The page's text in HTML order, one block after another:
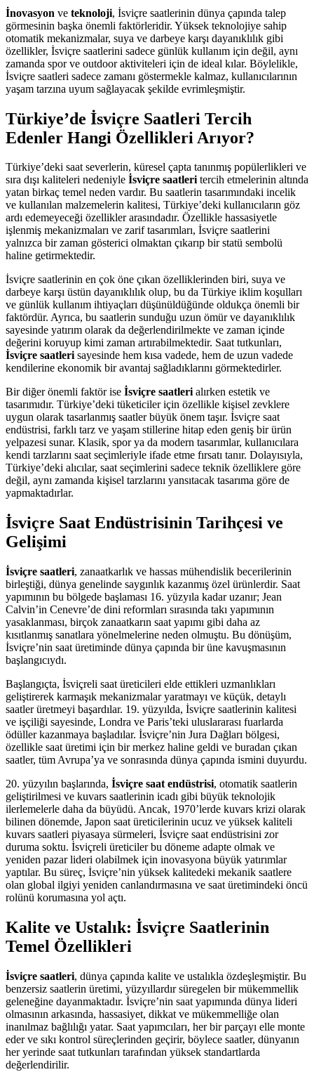
İnovasyon ve teknoloji, İsviçre saatlerinin dünya çapında talep
görmesinin başka önemli faktörleridir. Yüksek teknolojiye sahip
otomatik mekanizmalar, suya ve darbeye karşı dayanıklılık gibi
özellikler, İsviçre saatlerini sadece günlük kullanım için değil, aynı
zamanda spor ve outdoor aktiviteleri için de ideal kılar. Böylelikle,
İsviçre saatleri sadece zamanı göstermekle kalmaz, kullanıcılarının
yaşam tarzına uyum sağlayacak şekilde evrimleşmiştir.
Türkiye’de İsviçre Saatleri Tercih
Edenler Hangi Özellikleri Arıyor?
Türkiye’deki saat severlerin, küresel çapta tanınmış popülerlikleri ve
sıra dışı kaliteleri nedeniyle İsviçre saatleritercih etmelerinin altında
yatan birkaç temel neden vardır. Bu saatlerin tasarımındaki incelik
ve kullanılan malzemelerin kalitesi, Türkiye’deki kullanıcıların göz
ardı edemeyeceği özellikler arasındadır. Özellikle hassasiyetle
işlenmiş mekanizmaları ve zarif tasarımları, İsviçre saatlerini
yalnızca bir zaman gösterici olmaktan çıkarıp bir statü sembolü
haline getirmektedir.
İsviçre saatlerinin en çok öne çıkan özelliklerinden biri, suya ve
darbeye karşı üstün dayanıklılık olup, bu da Türkiye iklim koşulları
ve günlük kullanım ihtiyaçları düşünüldüğünde oldukça önemli bir
faktördür. Ayrıca, bu saatlerin sunduğu uzun ömür ve dayanıklılık
sayesinde yatırım olarak da değerlendirilmekte ve zaman içinde
değerini koruyup kimi zaman artırabilmektedir. Saat tutkunları,
İsviçre saatlerisayesinde hem kısa vadede, hem de uzun vadede
kendilerine ekonomik bir avantaj sağladıklarını görmektedirler.
Bir diğer önemli faktör ise İsviçre saatlerialırken estetik ve
tasarımıdır. Türkiye’deki tüketiciler için özellikle kişisel zevklere
uygun olarak tasarlanmış saatler büyük önem taşır. İsviçre saat
endüstrisi, farklı tarz ve yaşam stillerine hitap eden geniş bir ürün
yelpazesi sunar. Klasik, spor ya da modern tasarımlar, kullanıcılara
kendi tarzlarını saat seçimleriyle ifade etme fırsatı tanır. Dolayısıyla,
Türkiye’deki alıcılar, saat seçimlerini sadece teknik özelliklere göre
değil, aynı zamanda kişisel tarzlarını yansıtacak tasarıma göre de
yapmaktadırlar.
İsviçre Saat Endüstrisinin Tarihçesi ve
Gelişimi
İsviçre saatleri, zanaatkarlık ve hassas mühendislik becerilerinin
birleştiği, dünya genelinde saygınlık kazanmış özel ürünlerdir. Saat
yapımının bu bölgede başlaması 16. yüzyıla kadar uzanır; Jean
Calvin’in Cenevre’de dini reformları sırasında takı yapımının
yasaklanması, birçok zanaatkarın saat yapımı gibi daha az
kısıtlanmış sanatlara yönelmelerine neden olmuştu. Bu dönüşüm,
İsviçre’nin saat üretiminde dünya çapında bir üne kavuşmasının
başlangıcıydı.
Başlangıçta, İsviçreli saat üreticileri elde ettikleri uzmanlıkları
geliştirerek karmaşık mekanizmalar yaratmayı ve küçük, detaylı
saatler üretmeyi başardılar. 19. yüzyılda, İsviçre saatlerinin kalitesi
ve işçiliği sayesinde, Londra ve Paris’teki uluslararası fuarlarda
ödüller kazanmaya başladılar. İsviçre’nin Jura Dağları bölgesi,
özellikle saat üretimi için bir merkez haline geldi ve buradan çıkan
saatler, tüm Avrupa’ya ve sonrasında dünya çapında ismini duyurdu.
20. yüzyılın başlarında, İsviçre saat endüstrisi, otomatik saatlerin
geliştirilmesi ve kuvars saatlerinin icadı gibi büyük teknolojik
ilerlemelerle daha da büyüdü. Ancak, 1970’lerde kuvars krizi olarak
bilinen dönemde, Japon saat üreticilerinin ucuz ve yüksek kaliteli
kuvars saatleri piyasaya sürmeleri, İsviçre saat endüstrisini zor
duruma soktu. İsviçreli üreticiler bu döneme adapte olmak ve
yeniden pazar lideri olabilmek için inovasyona büyük yatırımlar
yaptılar. Bu süreç, İsviçre’nin yüksek kalitedeki mekanik saatlere
olan global ilgiyi yeniden canlandırmasına ve saat üretimindeki öncü
rolünü korumasına yol açtı.
Kalite ve Ustalık: İsviçre Saatlerinin
Temel Özellikleri
İsviçre saatleri, dünya çapında kalite ve ustalıkla özdeşleşmiştir. Bu
benzersiz saatlerin üretimi, yüzyıllardır süregelen bir mükemmellik
geleneğine dayanmaktadır. İsviçre’nin saat yapımında dünya lideri
olmasının arkasında, hassasiyet, dikkat ve mükemmelliğe olan
inanılmaz bağlılığı yatar. Saat yapımcıları, her bir parçayı elle monte
eder ve sıkı kontrol süreçlerinden geçirir, böylece saatler, dünyanın
her yerinde saat tutkunları tarafından yüksek standartlarda
değerlendirilir.